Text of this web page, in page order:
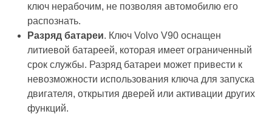
ключ нерабочим, не позволяя автомобилю его
распознать.
Разряд батареи. Ключ Volvo V90 оснащен
литиевой батареей, которая имеет ограниченный
срок службы. Разряд батареи может привести к
невозможности использования ключа для запуска
двигателя, открытия дверей или активации других
функций.